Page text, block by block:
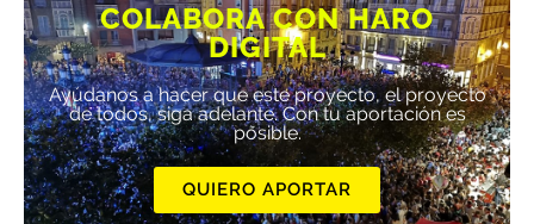
COLABORA CON HARO
DIGITAL
Ayúdanos a hacer que este proyecto, el proyecto
de todos, siga adelante. Con tu aportación es
posible.
QUIERO APORTAR